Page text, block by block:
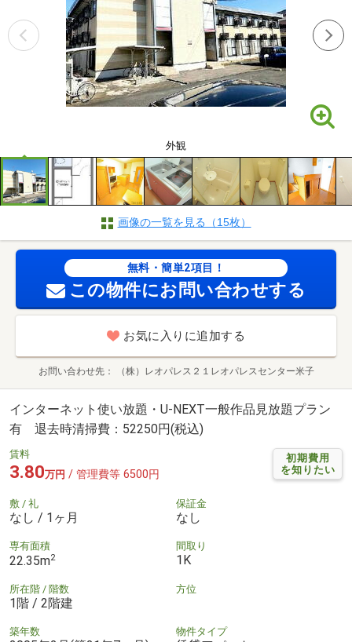
外観
画像の一覧を見る（15枚）
無料・簡単2項目！
この物件にお問い合わせする
お気に入りに追加する
お問い合わせ先 （株）レオパレス２１レオパレスセンター米子
インターネット使い放題・U-NEXT一般作品見放題プラン
有 退去時清掃費：52250円(税込)
初期費用
を知りたい
賃料
3.80万円 / 管理費等 6500円
敷 / 礼
なし / 1ヶ月
保証金
なし
専有面積
22.35m2
間取り
1K
所在階 / 階数
1階 / 2階建
方位
築年数 物件タイプ